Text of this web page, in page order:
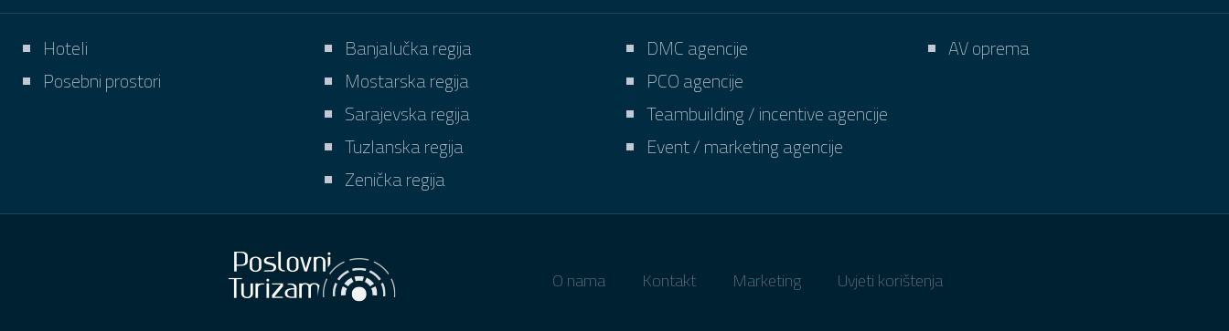
Hoteli
Posebni prostori
Banjalučka regija
Mostarska regija
Sarajevska regija
Tuzlanska regija
Zenička regija
DMC agencije
PCO agencije
Teambuilding / incentive agencije
Event / marketing agencije
AV oprema
O nama Kontakt Marketing Uvjeti korištenja